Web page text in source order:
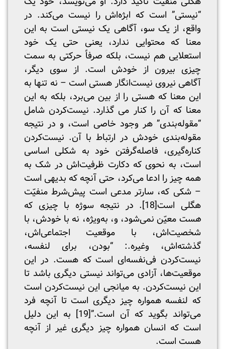
“نیستی” است که ابژه‌اش را نیست می‌کند. در
واقع، از یک سو، آگاهی یک نیستی است به این
معنا که محتوایی ندارد، یعنی حتی یک خود
استعلایی هم نیست، بلکه صرفاً حرکتی به سمت
چیزی بیرون از خودش است. از سوی دیگر،
آگاهی نیروی نیست‌انگار هستی است – نه تنها به
این معنا که هستی را از بین می‌برد، بلکه به این
معنا که آن را کنار می گذارد. نیست‌کردن شامل
“مقوله‌بندی” هر وجود خاصی است، و در نتیجه
مقوله‌بندی خودش در ارتباط با آن. نیست‌کردن
کناره‌گیری، فاصله‌گرفتن خود به شکلی اساسی
است، به نحوی که دکارت ظرفیت‌اش در شک به
همه چیز را ادعا می‌کرد، حتی آنچه که بدیهی است
– شکی که، سارتر مدعی است پیش‌شرط منفیّت
هگلی است[18]
. در نتیجه سوژه با چیزی که
هست معیّن نمی‌شود، و، به‌ویژه، نه با خودش، با
شخصیت‌اش، با موقعیت اجتماعی‌اش،
گذشته‌اش، وغیره.: “بودن، برای لنفسه،
نیست‌کردن فی‌نفسه‌ای است که هست. در این
موقعیت‌ها، آزادی می‌تواند نیستی دیگری باشد تا
این نیست‌کردن. به میانجی این نیست‌کردن است
که لنفسه همواره چیز دیگری است تا آنچه فرد
می‌تواند بگوید که آن است.”[19]
به این دلیل
است که انسان همواره چیز دیگری غیر از آنچه
هست است.